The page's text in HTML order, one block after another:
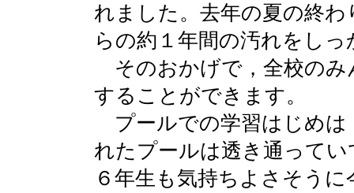
れました。去年の夏の終
らの約１年間の汚れをし
そのおかげで，全校のみ
することができます。
プールでの学習はじめは
れたプールは透き通って
６年生も気持ちよさそう